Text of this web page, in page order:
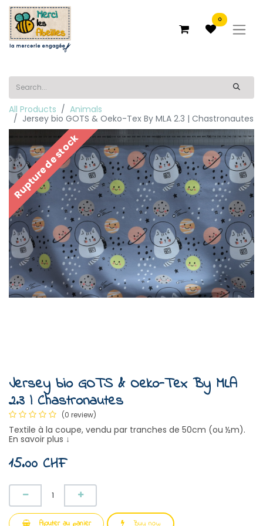
0
All Products
Animals
Jersey bio GOTS & Oeko-Tex By MLA 2.3 | Chastronautes
Rupture de stock
Jersey bio GOTS & Oeko-Tex By MLA
2.3 | Chastronautes
(0 review)
Textile à la coupe, vendu par tranches de 50cm (ou ½m).
En savoir plus ↓
15.00 CHF
Ajouter au panier Buy now